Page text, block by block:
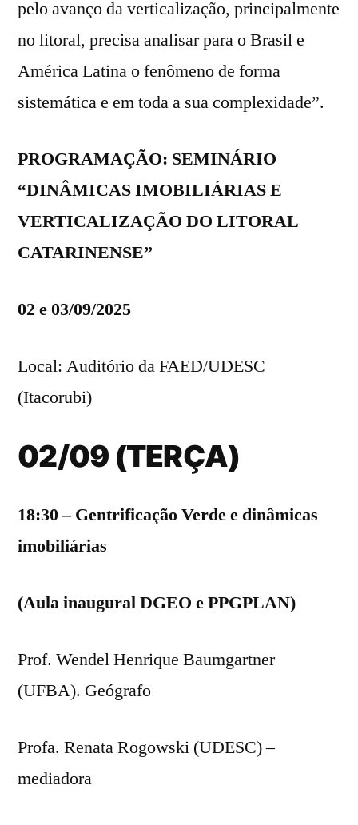
pelo avanço da verticalização, principalmente
no litoral, precisa analisar para o Brasil e
América Latina o fenômeno de forma
sistemática e em toda a sua complexidade”.
PROGRAMAÇÃO: SEMINÁRIO
“DINÂMICAS IMOBILIÁRIAS E
VERTICALIZAÇÃO DO LITORAL
CATARINENSE”
02 e 03/09/2025
Local: Auditório da FAED/UDESC
(Itacorubi)
02/09 (TERÇA)
18:30 – Gentrificação Verde e dinâmicas
imobiliárias
(Aula inaugural DGEO e PPGPLAN)
Prof. Wendel Henrique Baumgartner
(UFBA). Geógrafo
Profa. Renata Rogowski (UDESC) –
mediadora